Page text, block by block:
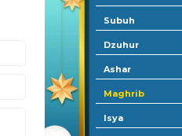
Subuh
Dzuhur
Ashar
Maghrib
Isya